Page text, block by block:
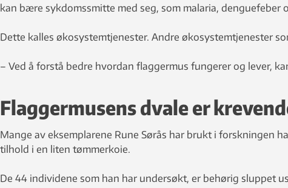
kan bære sykdomssmitte med seg, som malaria, denguefeber
Dette kalles økosystemtjenester. Andre økosystemtjenester
– Ved å forstå bedre hvordan flaggermus fungerer og lever,
Flaggermusens dvale er
Mange av eksemplarene Rune Sørås har brukt i forskningen
tilhold i en liten tømmerkoie.
De 44 individene som han har undersøkt, er behørig sluppet